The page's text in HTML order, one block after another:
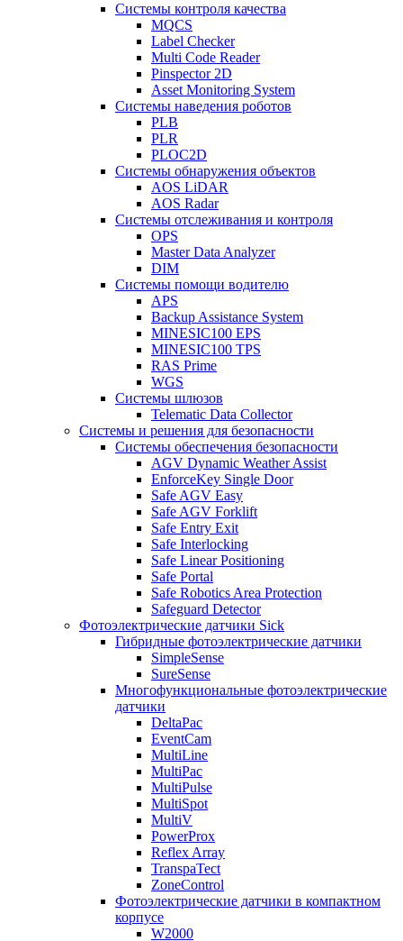
Системы контроля качества
MQCS
Label Checker
Multi Code Reader
Pinspector 2D
Asset Monitoring System
Системы наведения роботов
PLB
PLR
PLOC2D
Системы обнаружения объектов
AOS LiDAR
AOS Radar
Системы отслеживания и контроля
OPS
Master Data Analyzer
DIM
Системы помощи водителю
APS
Backup Assistance System
MINESIC100 EPS
MINESIC100 TPS
RAS Prime
WGS
Системы шлюзов
Telematic Data Collector
Системы и решения для безопасности
Системы обеспечения безопасности
AGV Dynamic Weather Assist
EnforceKey Single Door
Safe AGV Easy
Safe AGV Forklift
Safe Entry Exit
Safe Interlocking
Safe Linear Positioning
Safe Portal
Safe Robotics Area Protection
Safeguard Detector
Фотоэлектрические датчики Sick
Гибридные фотоэлектрические датчики
SimpleSense
SureSense
Многофункциональные фотоэлектрические
датчики
DeltaPac
EventCam
MultiLine
MultiPac
MultiPulse
MultiSpot
MultiV
PowerProx
Reflex Array
TranspaTect
ZoneControl
Фотоэлектрические датчики в компактном
корпусе
W2000